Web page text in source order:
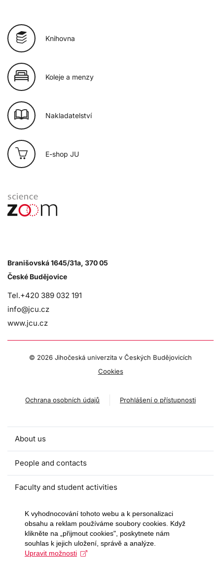
Knihovna
Koleje a menzy
Nakladatelství
E-shop JU
Branišovská 1645/31a, 370 05
České Budějovice
Tel.+420 389 032 191
info@jcu.cz
www.jcu.cz
© 2026 Jihočeská univerzita v Českých Budějovicích
Cookies
Ochrana osobních údajů Prohlášení o přístupnosti
About us
People and contacts
Faculty and student activities
Projects and strategic partnerships
Documents
European sustainable development week
K vyhodnocování tohoto webu a k personalizaci
obsahu a reklam používáme soubory cookies. Když
klikněte na „přijmout cookies", poskytnete nám
souhlas k jejich uložení, správě a analýze.
Upravit možnosti